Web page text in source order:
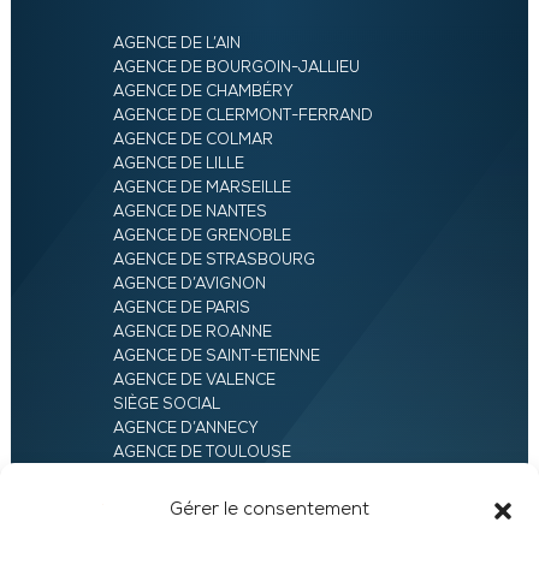
Gérer le consentement
AGENCE DE L’AIN
AGENCE DE BOURGOIN-JALLIEU
AGENCE DE CHAMBÉRY
AGENCE DE CLERMONT-FERRAND
AGENCE DE COLMAR
AGENCE DE LILLE
AGENCE DE MARSEILLE
AGENCE DE NANTES
AGENCE DE GRENOBLE
AGENCE DE STRASBOURG
AGENCE D’AVIGNON
AGENCE DE PARIS
AGENCE DE ROANNE
AGENCE DE SAINT-ETIENNE
AGENCE DE VALENCE
SIÈGE SOCIAL
AGENCE D’ANNECY
AGENCE DE TOULOUSE
AGENCE D’ORLÉANS